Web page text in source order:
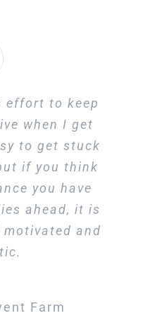
effort to keep
when I get
to get stuck
if you think
you have
ahead, it is
and
Farm